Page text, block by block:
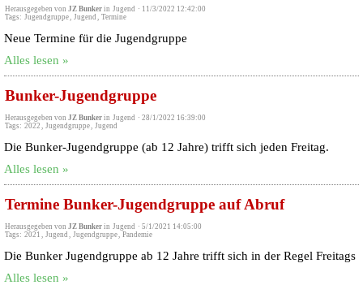
Herausgegeben von JZ Bunker in Jugend · 11/3/2022 12:42:00
Tags: Jugendgruppe, Jugend , Termine
Neue Termine für die Jugendgruppe
Alles lesen »
Bunker-Jugendgruppe
Herausgegeben von JZ Bunker in Jugend · 28/1/2022 16:39:00
Tags: 2022 , Jugendgruppe, Jugend
Die Bunker-Jugendgruppe (ab 12 Jahre) trifft sich jeden Freitag.
Alles lesen »
Termine Bunker-Jugendgruppe auf Abruf
Herausgegeben von JZ Bunker in Jugend · 5/1/2021 14:05:00
Tags: 2021 , Jugend , Jugendgruppe, Pandemie
Die Bunker Jugendgruppe ab 12 Jahre trifft sich in der Regel Freitags
Alles lesen »